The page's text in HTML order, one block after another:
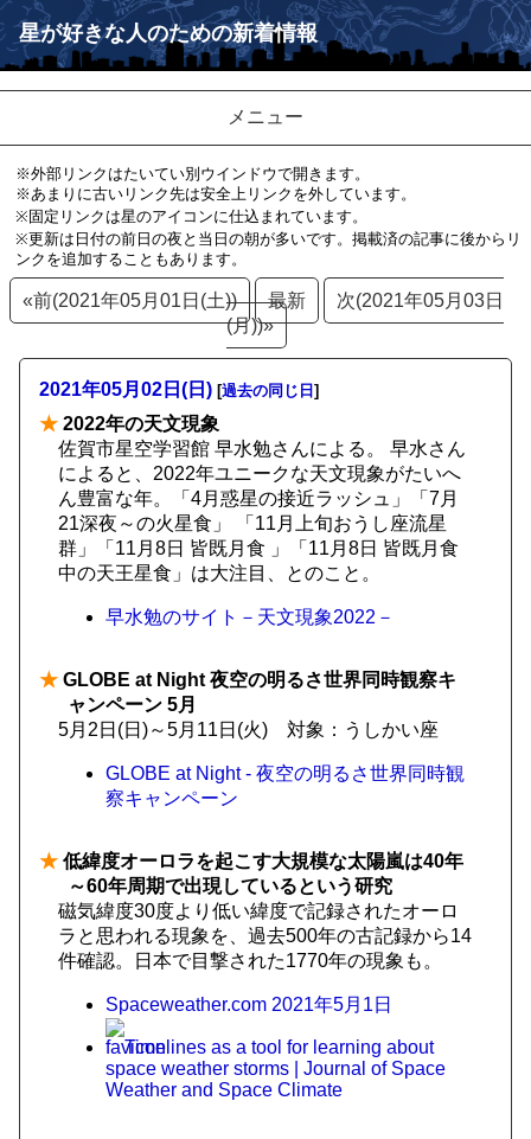
星が好きな人のための新着情報
メニュー
※外部リンクはたいてい別ウインドウで開きます。
※あまりに古いリンク先は安全上リンクを外しています。
※固定リンクは星のアイコンに仕込まれています。
※更新は日付の前日の夜と当日の朝が多いです。掲載済の記事に後からリ
ンクを追加することもあります。
«前(2021年05月01日(土)) 最新
次(2021年05月03日
(月))»
2021年05月02日(日) [過去の同じ日 ]
★ 2022年の天文現象
佐賀市星空学習館 早水勉さんによる。 早水さん
によると、2022年ユニークな天文現象がたいへ
ん豊富な年。「4月惑星の接近ラッシュ」「7月
21深夜～の火星食」 「11月上旬おうし座流星
群」「11月8日 皆既月食 」「11月8日 皆既月食
中の天王星食」は大注目、とのこと。
早水勉のサイト－天文現象2022－
★ GLOBE at Night 夜空の明るさ世界同時観察キ
ャンペーン 5月
5月2日(日)～5月11日(火) 対象：うしかい座
GLOBE at Night - 夜空の明るさ世界同時観
察キャンペーン
★ 低緯度オーロラを起こす大規模な太陽嵐は40年
～60年周期で出現しているという研究
磁気緯度30度より低い緯度で記録されたオーロ
ラと思われる現象を、過去500年の古記録から14
件確認。日本で目撃された1770年の現象も。
Spaceweather.com 2021年5月1日
Timelines as a tool for learning about
space weather storms | Journal of Space
Weather and Space Climate